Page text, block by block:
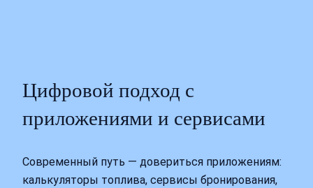
Цифровой подход с
приложениями и сервисами
Современный путь — довериться приложениям:
калькуляторы топлива, сервисы бронирования,